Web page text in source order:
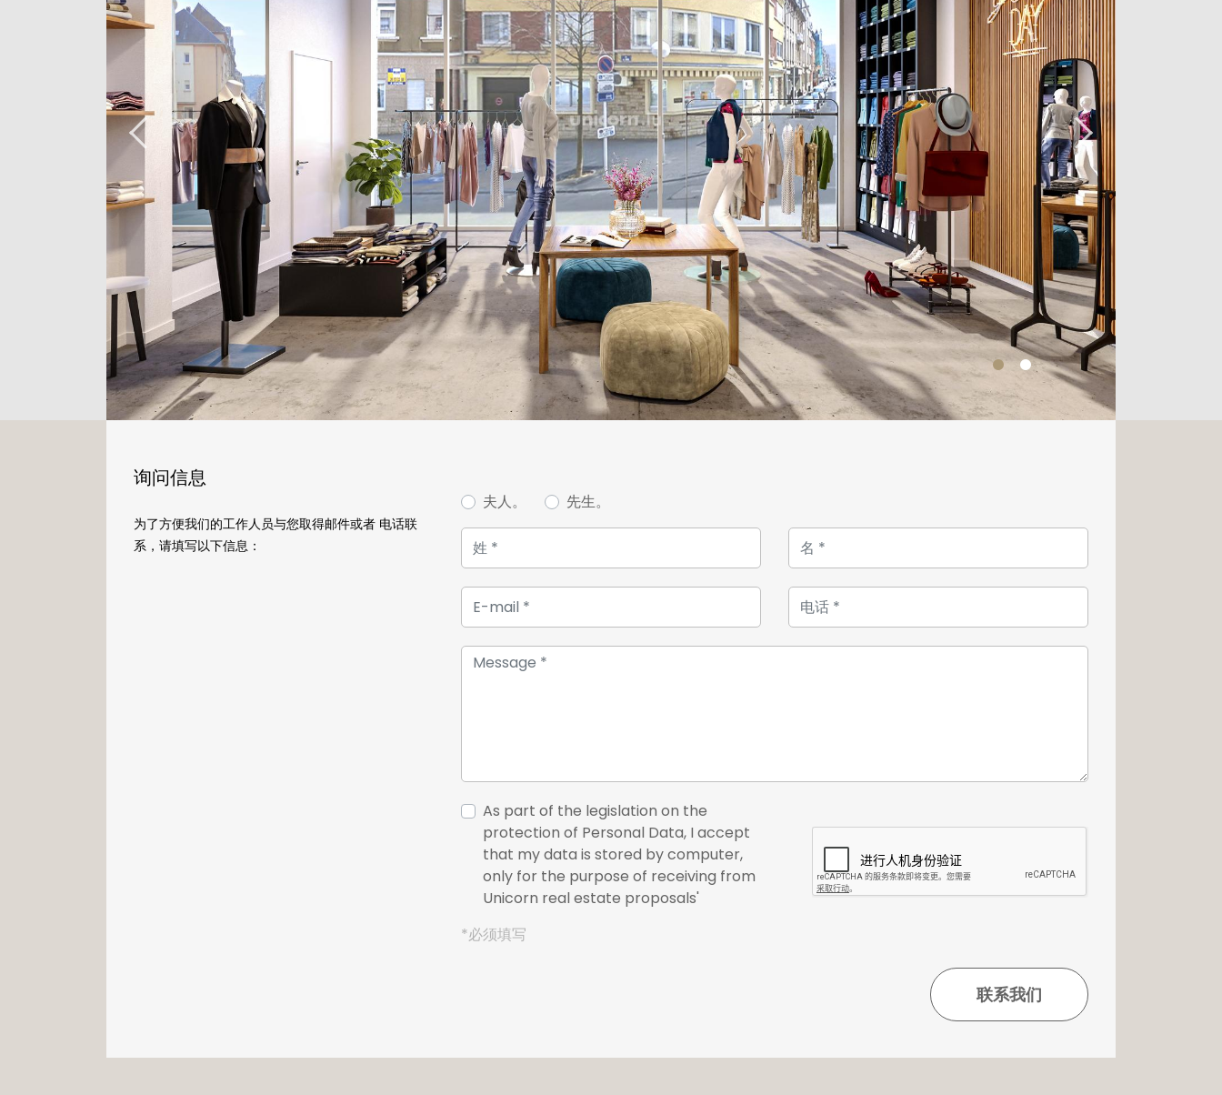
Construction en cours, disponible début 2025.
Livraison CASCO - Prix HTVA.
Emplacements de parkings intérieurs en sous-sol disponibles au
prix unitaire de 65.000€ HTVA.
Pour plus de renseignements n'hésitez pas à nous contacter au
+352 26 54 17 17.
询问信息
为了方便我们的工作人员与您取得邮件或者 电话联
系，请填写以下信息：
夫人。 先生。
As part of the legislation on the
protection of Personal Data, I accept
that my data is stored by computer,
only for the purpose of receiving from
Unicorn real estate proposals'
*必须填写